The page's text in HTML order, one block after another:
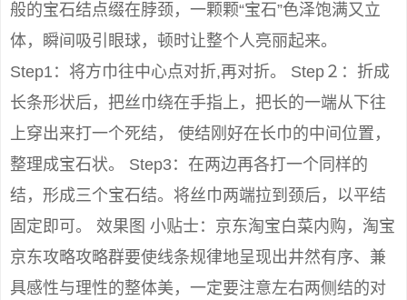
般的宝石结点缀在脖颈，一颗颗“宝石”色泽饱满又立
体，瞬间吸引眼球，顿时让整个人亮丽起来。
Step1：将方巾往中心点对折,再对折。 Step２：折成
长条形状后，把丝巾绕在手指上，把长的一端从下往
上穿出来打一个死结， 使结刚好在长巾的中间位置，
整理成宝石状。 Step3：在两边再各打一个同样的
结，形成三个宝石结。将丝巾两端拉到颈后，以平结
固定即可。 效果图 小贴士：京东淘宝白菜内购，淘宝
京东攻略攻略群要使线条规律地呈现出井然有序、兼
具感性与理性的整体美，一定要注意左右两侧结的对